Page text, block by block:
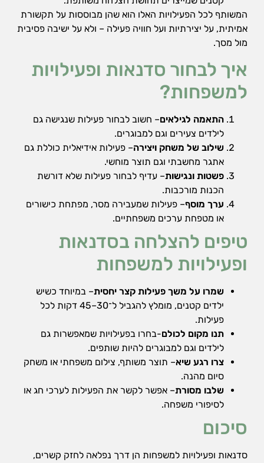
המשותף לכל הפעילויות האלו הוא שהן מבוססות על תקשורת
אמיתית, על יצירתיות ועל חוויה פעילה – ולא על ישיבה פסיבית
מול מסך.
איך לבחור סדנאות ופעילויות
למשפחות?
התאמה לגילאים– חשוב לבחור פעילות שנגישה גם
לילדים צעירים וגם למבוגרים.
שילוב של משחק ויצירה– פעילות אידיאלית כוללת גם
אתגר מחשבתי וגם תוצר מוחשי.
פשטות ונגישות– עדיף לבחור פעילות שלא דורשת
הכנות מורכבות.
ערך מוסף– פעילות שמעבירה מסר, מפתחת כישורים
או מטפחת ערכים משפחתיים.
טיפים להצלחה בסדנאות
ופעילויות למשפחות
שמרו על משך פעילות קצר יחסית– במיוחד כשיש
ילדים קטנים, מומלץ להגביל ל־30–45 דקות לכל
פעילות.
תנו מקום לכולם-בחרו בפעילויות שמאפשרות גם
לילדים וגם למבוגרים להיות שותפים.
צרו רגע שיא– תוצר משותף, צילום משפחתי או משחק
סיום מהנה.
שלבו מסורת– אפשר לקשר את הפעילות לערכי חג או
לסיפורי משפחה.
סיכום
סדנאות ופעילויות למשפחות הן דרך נפלאה לחזק קשרים,